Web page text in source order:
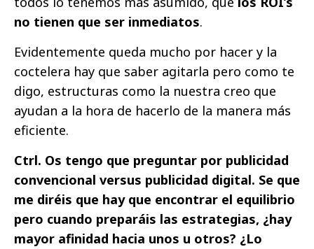
no tienen que ser inmediatos.
Evidentemente queda mucho por hacer y la
coctelera hay que saber agitarla pero como te
digo, estructuras como la nuestra creo que
ayudan a la hora de hacerlo de la manera más
eficiente.
Ctrl. Os tengo que preguntar por publicidad
convencional versus publicidad digital. Se que
me diréis que hay que encontrar el equilibrio
pero cuando preparáis las estrategias, ¿hay
mayor afinidad hacia unos u otros? ¿Lo